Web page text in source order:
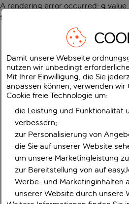
A rendering error occurred:
function
Damit unsere Webseite
nutzen wir unbedingt
Mit Ihrer Einwilligung, die Sie
anpassen können, verwenden wir
Cookie freie Technologie um:
die Leistung und Funktionalität
verbessern;
zur Personalisierung von
die Sie auf unserer Website
um unsere Marketingleistung
zur Bereitstellung von auf
Werbe- und Marketinginhalten
unserer Website durch unsere